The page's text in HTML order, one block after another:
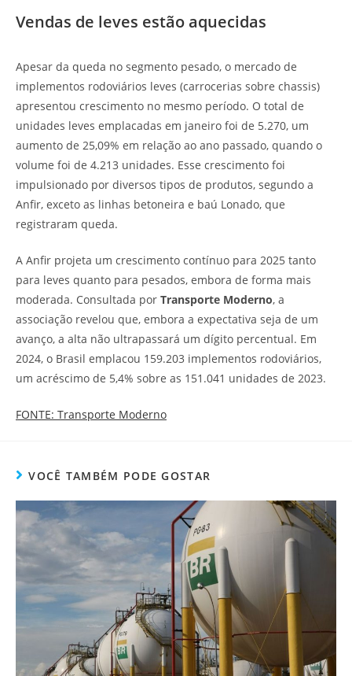
Vendas de leves estão aquecidas
Apesar da queda no segmento pesado, o mercado de
implementos rodoviários leves (carrocerias sobre chassis)
apresentou crescimento no mesmo período. O total de
unidades leves emplacadas em janeiro foi de 5.270, um
aumento de 25,09% em relação ao ano passado, quando o
volume foi de 4.213 unidades. Esse crescimento foi
impulsionado por diversos tipos de produtos, segundo a
Anfir, exceto as linhas betoneira e baú Lonado, que
registraram queda.
A Anfir projeta um crescimento contínuo para 2025 tanto
para leves quanto para pesados, embora de forma mais
moderada. Consultada por Transporte Moderno, a
associação revelou que, embora a expectativa seja de um
avanço, a alta não ultrapassará um dígito percentual. Em
2024, o Brasil emplacou 159.203 implementos rodoviários,
um acréscimo de 5,4% sobre as 151.041 unidades de 2023.
FONTE: Transporte Moderno
VOCÊ TAMBÉM PODE GOSTAR